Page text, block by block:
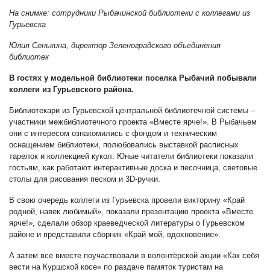
На снимке: сотрудники Рыбачинской библиотеки с коллегами из
Гурьевска
Юлия Сенькина, директор Зеленоградского объединения
библиотек
В гостях у модельной библиотеки поселка Рыбачий побывали
коллеги из Гурьевского района.
Библиотекари из Гурьевской центральной библиотечной системы –
участники межбиблиотечного проекта «Вместе ярче!». В Рыбачьем
они с интересом ознакомились с фондом и техническим
оснащением библиотеки, полюбовались выставкой расписных
тарелок и коллекцией кукол. Юные читатели библиотеки показали
гостьям, как работают интерактивные доска и песочница, световые
столы для рисования песком и 3D-ручки.
В свою очередь коллеги из Гурьевска провели викторину «Край
родной, навек любимый», показали презентацию проекта «Вместе
ярче!», сделали обзор краеведческой литературы о Гурьевском
районе и представили сборник «Край мой, вдохновение».
А затем все вместе поучаствовали в волонтёрской акции «Как себя
вести на Куршской косе» по раздаче памяток туристам на